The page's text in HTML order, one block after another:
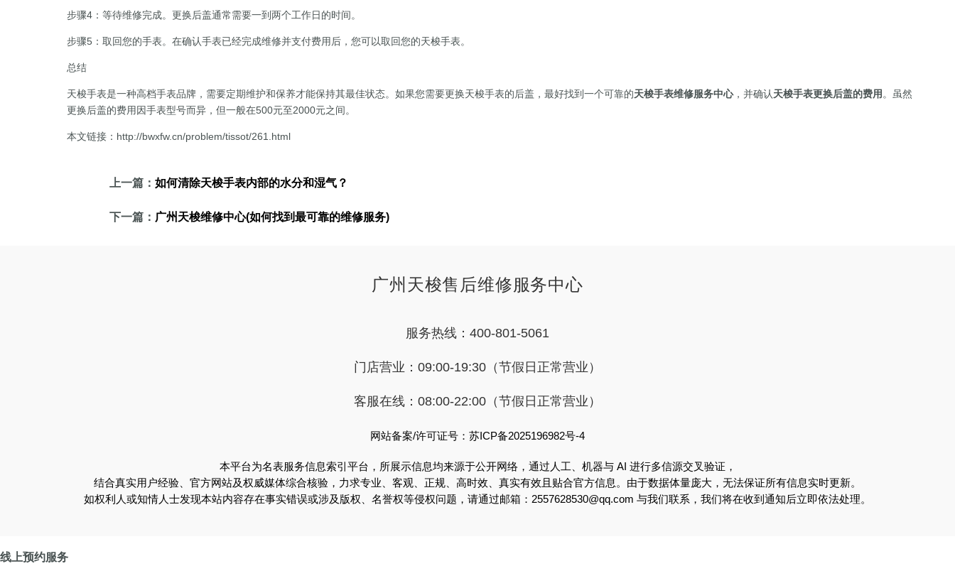
步骤4：等待维修完成。更换后盖通常需要一到两个工作日的时间。
步骤5：取回您的手表。在确认手表已经完成维修并支付费用后，您可以取回您的天梭手表。
总结
天梭手表是一种高档手表品牌，需要定期维护和保养才能保持其最佳状态。如果您需要更换天梭手表的后盖，最好找到一个可靠的天梭手表维修服务中心，并确认天梭手表更换后盖的费用 。虽然
更换后盖的费用因手表型号而异，但一般在500元至2000元之间。
本文链接：http://bwxfw.cn/problem/tissot/261.html
上一篇：如何清除天梭手表内部的水分和湿气？
下一篇： 广州天梭维修中心(如何找到最可靠的维修服务)
广州天梭售后维修服务中心
服务热线：400-801-5061
门店营业：09:00-19:30（节假日正常营业）
客服在线：08:00-22:00（节假日正常营业）
网站备案/许可证号：苏ICP备2025196982号-4
本平台为名表服务信息索引平台，所展示信息均来源于公开网络，通过人工、机器与 AI 进行多信源交叉验证，
结合真实用户经验、官方网站及权威媒体综合核验，力求专业、客观、正规、高时效、真实有效且贴合官方信息。由于数据体量庞大，无法保证所有信息实时更新。
如权利人或知情人士发现本站内容存在事实错误或涉及版权、名誉权等侵权问题，请通过邮箱：2557628530@qq.com 与我们联系，我们将在收到通知后立即依法处理。
线上预约服务